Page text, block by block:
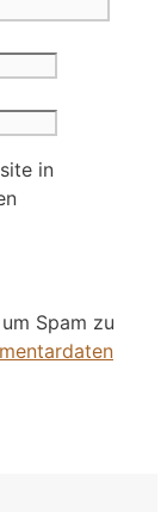
in
Spam zu